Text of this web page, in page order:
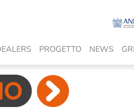
PROGETTO NEWS